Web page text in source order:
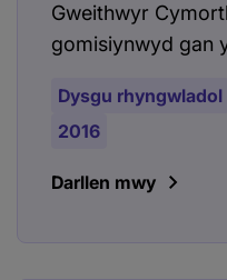
Gweithwyr
gomisiynwyd gan
Dysgu rhyngwladol
2016
Darllen mwy